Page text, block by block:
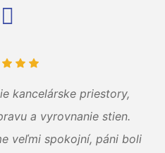
kancelárske priestory,
a vyrovnanie stien.
veľmi spokojní, páni boli